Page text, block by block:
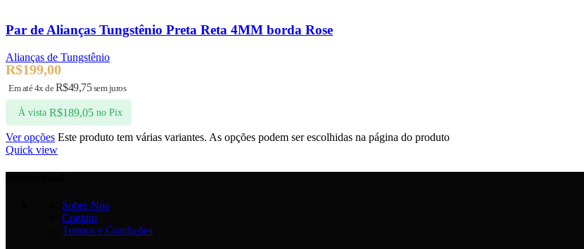
Par de Alianças Tungstênio Preta Reta 4MM borda Rose
Alianças de Tungstênio
R$199,00
Em até 4x deR$49,75sem juros
À vista R$189,05 no Pix
Ver opções Este produto tem várias variantes. As opções podem ser escolhidas na página do produto
Quick view
Sobre Nós
Contato
Termos e Condições